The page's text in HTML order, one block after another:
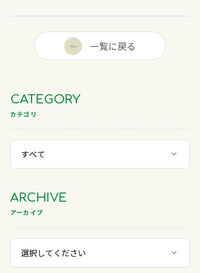
採用情報
空床情報
病院受付
TEL.0827-82-5123
一覧に戻る
CATEGORY
カテゴリ
ARCHIVE
アーカイブ